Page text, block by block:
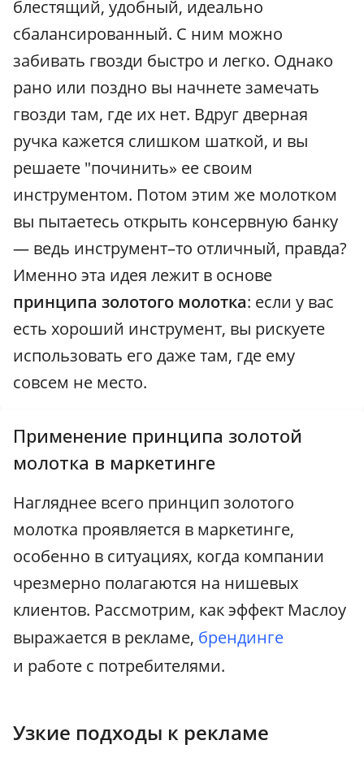
блестящий, удобный, идеально
сбалансированный. С ним можно
забивать гвозди быстро и легко. Однако
рано или поздно вы начнете замечать
гвозди там, где их нет. Вдруг дверная
ручка кажется слишком шаткой, и вы
решаете "починить» ее своим
инструментом. Потом этим же молотком
вы пытаетесь открыть консервную банку
— ведь инструмент–то отличный, правда?
Именно эта идея лежит в основе
принципа золотого молотка: если у вас
есть хороший инструмент, вы рискуете
использовать его даже там, где ему
совсем не место.
Применение принципа золотой
молотка в маркетинге
Нагляднее всего принцип золотого
молотка проявляется в маркетинге,
особенно в ситуациях, когда компании
чрезмерно полагаются на нишевых
клиентов. Рассмотрим, как эффект Маслоу
выражается в рекламе, брендинге
и работе с потребителями.
Узкие подходы к рекламе